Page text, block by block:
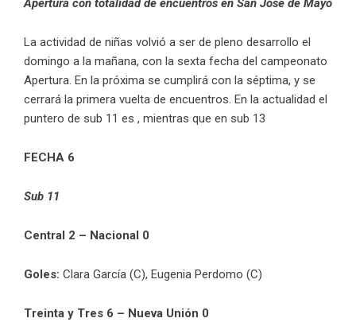
Apertura con totalidad de encuentros en San José de Mayo
La actividad de niñas volvió a ser de pleno desarrollo el
domingo a la mañana, con la sexta fecha del campeonato
Apertura. En la próxima se cumplirá con la séptima, y se
cerrará la primera vuelta de encuentros. En la actualidad el
puntero de sub 11 es , mientras que en sub 13
FECHA 6
Sub 11
Central 2 – Nacional 0
Goles: Clara García (C), Eugenia Perdomo (C)
Treinta y Tres 6 – Nueva Unión 0